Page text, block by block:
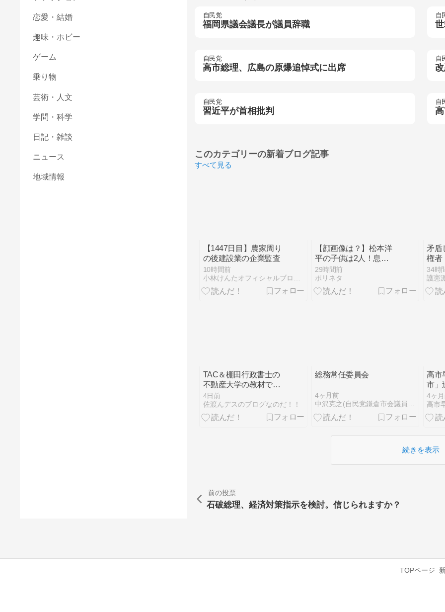
自民党
福岡県議会議長が議員辞職
自
自民党
高市総理、広島の原爆追悼式に出席
自
自民党
習近平が首相批判
自
このカテゴリーの新着ブログ記事
すべて見る
【1447日目】農家周り
の後建設業の企業監査
10時間前
【顔画像は？】松本洋
平の子供は2人！息子
と娘とのエピソードを
紹介
29時間前
ポリネタ
矛盾
権者
34時
護憲
TAC＆棚田行政書士の
不動産大学の教材で紙
１枚勉強法で宅建業法
4日目なのだ！！
4日前
佐渡んデスのブログなのだ！！
総務常任委員会
4ヶ月前
中沢克之(自民党鎌倉市会議員) オフィシャルブログ「温泉議…
高市
市」
朝刊
社大
宇
4ヶ月
続きを表示
前の投票
石破総理、経済対策指示を検討。信じられますか？
恋愛・結婚
趣味・ホビー
ゲーム
乗り物
芸術・人文
学問・科学
日記・雑談
ニュース
地域情報
TOPページ